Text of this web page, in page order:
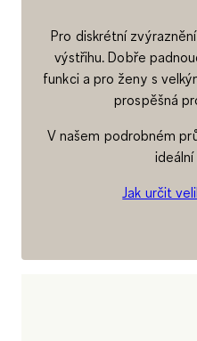
Pro diskrétní
výstřihu. Dobře
funkci a pro ženy s
prospěšná
V našem podrobném
Jak určit